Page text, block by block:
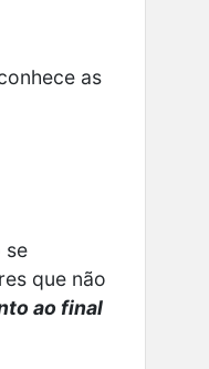
as
se
que não
ao final